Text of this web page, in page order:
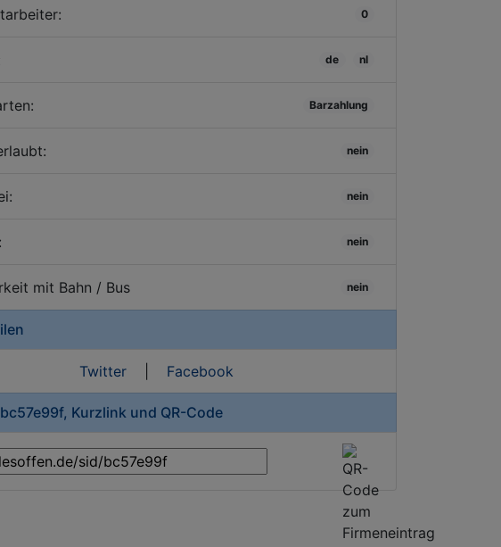
0
de nl
Barzahlung
nein
nein
nein
mit Bahn / Bus nein
Twitter| Facebook
Kurzlink und QR-Code